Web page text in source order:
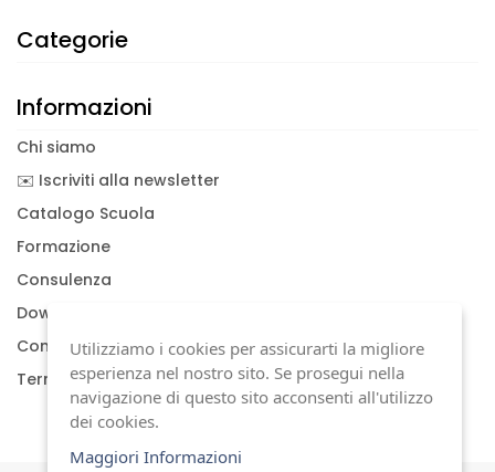
Categorie
Informazioni
Chi siamo
✉️ Iscriviti alla newsletter
Catalogo Scuola
Formazione
Consulenza
Download documenti
Condizioni generali
Termini di garanzia
Utilizziamo i cookies per assicurarti la migliore
esperienza nel nostro sito. Se prosegui nella
navigazione di questo sito acconsenti all'utilizzo
dei cookies.
Maggiori Informazioni